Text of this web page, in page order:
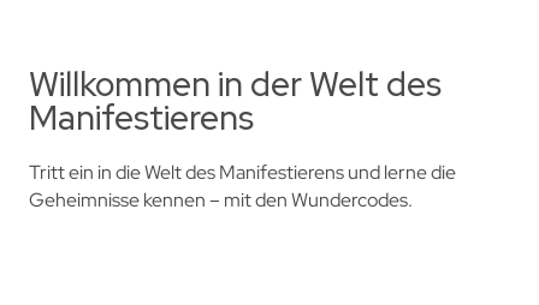
Willkommen in der Welt des
Manifestierens
Tritt ein in die Welt des Manifestierens und lerne die
Geheimnisse kennen – mit den Wundercodes.